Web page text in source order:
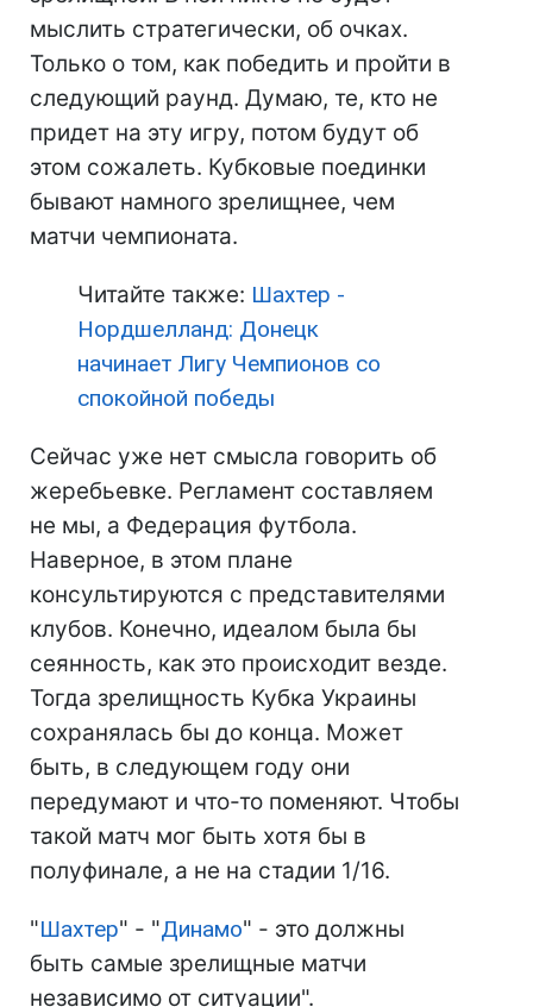
мыслить стратегически, об очках.
Только о том, как победить и пройти в
следующий раунд. Думаю, те, кто не
придет на эту игру, потом будут об
этом сожалеть. Кубковые поединки
бывают намного зрелищнее, чем
матчи чемпионата.
Читайте также: Шахтер -
Нордшелланд: Донецк
начинает Лигу Чемпионов со
спокойной победы
Сейчас уже нет смысла говорить об
жеребьевке. Регламент составляем
не мы, а Федерация футбола.
Наверное, в этом плане
консультируются с представителями
клубов. Конечно, идеалом была бы
сеянность, как это происходит везде.
Тогда зрелищность Кубка Украины
сохранялась бы до конца. Может
быть, в следующем году они
передумают и что-то поменяют. Чтобы
такой матч мог быть хотя бы в
полуфинале, а не на стадии 1/16.
"Шахтер" - "Динамо" - это должны
быть самые зрелищные матчи
независимо от ситуации".